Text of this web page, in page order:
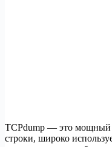
TCPdump — это мощный
строки, широко